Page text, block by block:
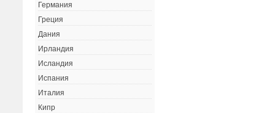
Германия
Греция
Дания
Ирландия
Исландия
Испания
Италия
Кипр